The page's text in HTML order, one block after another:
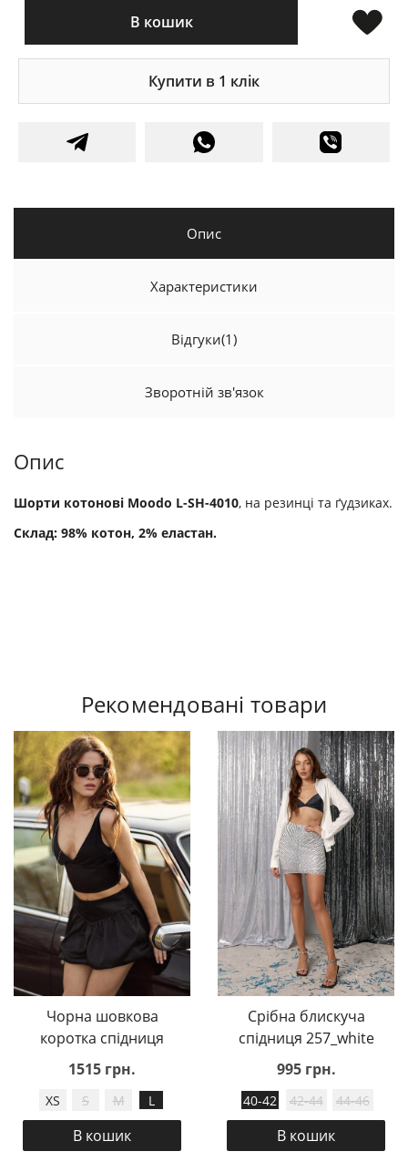
В кошик
Купити в 1 клік
Опис
Характеристики
Відгуки(1)
Зворотній зв'язок
Опис
Шорти котонові Moodo L-SH-4010, на резинці та ґудзиках.
Склад: 98% котон, 2% еластан.
Рекомендовані товари
Чорна шовкова
коротка спідниця
1515 грн.
XS S M L
В кошик
Срібна блискуча
спідниця 257_white
995 грн.
40-42 42-44 44-46
В кошик